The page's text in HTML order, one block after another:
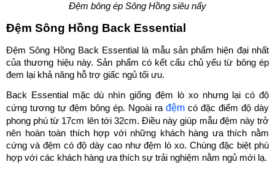
Đệm bông ép Sông Hồng siêu nẩy
Đệm Sông Hồng Back Essential
Đệm Sông Hồng Back Essential là mẫu sản phẩm hiện đại nhất
của thương hiệu này. Sản phẩm có kết cấu chủ yếu từ bông ép
đem lại khả năng hỗ trợ giấc ngủ tối ưu.
Back Essential mặc dù nhìn giống đệm lò xo nhưng lại có độ
cứng tương tự đệm bông ép. Ngoài ra đệm có đặc điểm độ dày
phong phú từ 17cm lên tới 32cm. Điều này giúp mẫu đệm này trở
nên hoàn toàn thích hợp với những khách hàng ưa thích nằm
cứng và đệm có độ dày cao như đệm lò xo. Chúng đặc biệt phù
hợp với các khách hàng ưa thích sự trải nghiệm nằm ngủ mới lạ.